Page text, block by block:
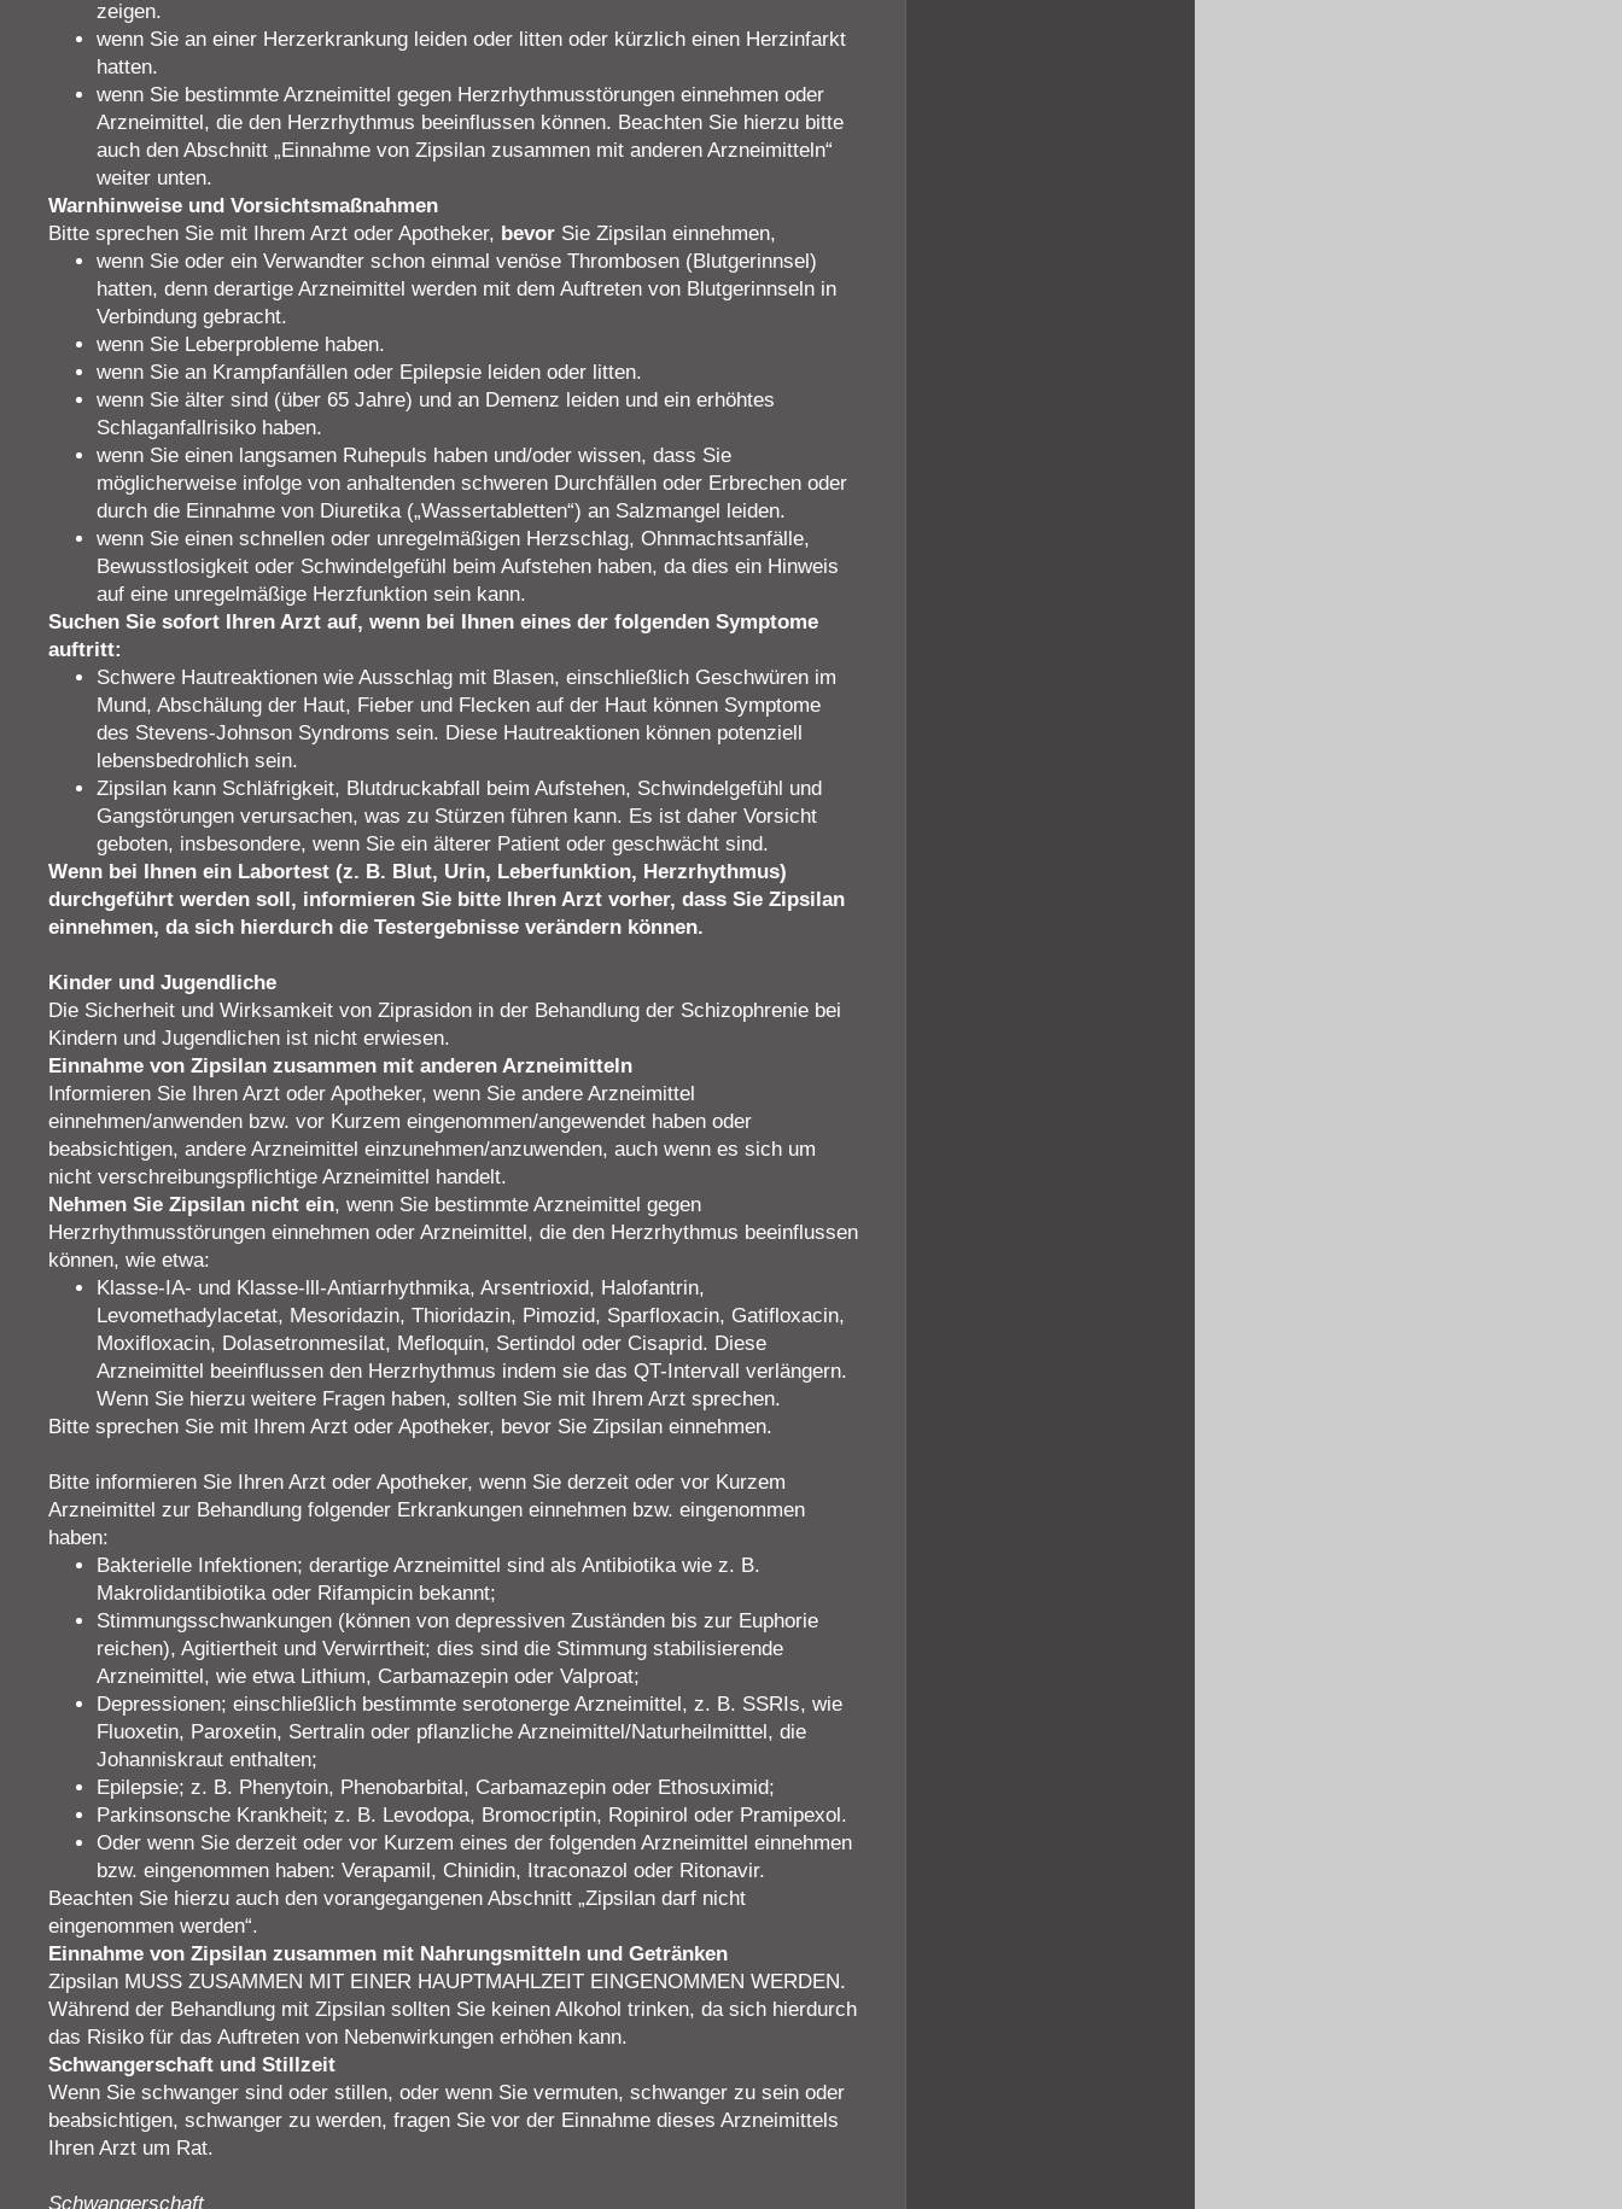
zeigen.
wenn Sie an einer Herzerkrankung leiden oder litten oder kürzlich einen Herzinfarkt
hatten.
wenn Sie bestimmte Arzneimittel gegen Herzrhythmusstörungen einnehmen oder
Arzneimittel, die den Herzrhythmus beeinflussen können. Beachten Sie hierzu bitte
auch den Abschnitt „Einnahme von Zipsilan zusammen mit anderen Arzneimitteln“
weiter unten.
Warnhinweise und Vorsichtsmaßnahmen
Bitte sprechen Sie mit Ihrem Arzt oder Apotheker, bevor Sie Zipsilan einnehmen,
wenn Sie oder ein Verwandter schon einmal venöse Thrombosen (Blutgerinnsel)
hatten, denn derartige Arzneimittel werden mit dem Auftreten von Blutgerinnseln in
Verbindung gebracht.
wenn Sie Leberprobleme haben.
wenn Sie an Krampfanfällen oder Epilepsie leiden oder litten.
wenn Sie älter sind (über 65 Jahre) und an Demenz leiden und ein erhöhtes
Schlaganfallrisiko haben.
wenn Sie einen langsamen Ruhepuls haben und/oder wissen, dass Sie
möglicherweise infolge von anhaltenden schweren Durchfällen oder Erbrechen oder
durch die Einnahme von Diuretika („Wassertabletten“) an Salzmangel leiden.
wenn Sie einen schnellen oder unregelmäßigen Herzschlag, Ohnmachtsanfälle,
Bewusstlosigkeit oder Schwindelgefühl beim Aufstehen haben, da dies ein Hinweis
auf eine unregelmäßige Herzfunktion sein kann.
Suchen Sie sofort Ihren Arzt auf, wenn bei Ihnen eines der folgenden Symptome
auftritt:
Schwere Hautreaktionen wie Ausschlag mit Blasen, einschließlich Geschwüren im
Mund, Abschälung der Haut, Fieber und Flecken auf der Haut können Symptome
des Stevens-Johnson Syndroms sein. Diese Hautreaktionen können potenziell
lebensbedrohlich sein.
Zipsilan kann Schläfrigkeit, Blutdruckabfall beim Aufstehen, Schwindelgefühl und
Gangstörungen verursachen, was zu Stürzen führen kann. Es ist daher Vorsicht
geboten, insbesondere, wenn Sie ein älterer Patient oder geschwächt sind.
Wenn bei Ihnen ein Labortest (z. B. Blut, Urin, Leberfunktion, Herzrhythmus)
durchgeführt werden soll, informieren Sie bitte Ihren Arzt vorher, dass Sie Zipsilan
einnehmen, da sich hierdurch die Testergebnisse verändern können.
Kinder und Jugendliche
Die Sicherheit und Wirksamkeit von Ziprasidon in der Behandlung der Schizophrenie bei
Kindern und Jugendlichen ist nicht erwiesen.
Einnahme von Zipsilan zusammen mit anderen Arzneimitteln
Informieren Sie Ihren Arzt oder Apotheker, wenn Sie andere Arzneimittel
einnehmen/anwenden bzw. vor Kurzem eingenommen/angewendet haben oder
beabsichtigen, andere Arzneimittel einzunehmen/anzuwenden, auch wenn es sich um
nicht verschreibungspflichtige Arzneimittel handelt.
Nehmen Sie Zipsilan nicht ein, wenn Sie bestimmte Arzneimittel gegen
Herzrhythmusstörungen einnehmen oder Arzneimittel, die den Herzrhythmus beeinflussen
können, wie etwa:
Klasse-IA- und Klasse-lll-Antiarrhythmika, Arsentrioxid, Halofantrin,
Levomethadylacetat, Mesoridazin, Thioridazin, Pimozid, Sparfloxacin, Gatifloxacin,
Moxifloxacin, Dolasetronmesilat, Mefloquin, Sertindol oder Cisaprid. Diese
Arzneimittel beeinflussen den Herzrhythmus indem sie das QT-Intervall verlängern.
Wenn Sie hierzu weitere Fragen haben, sollten Sie mit Ihrem Arzt sprechen.
Bitte sprechen Sie mit Ihrem Arzt oder Apotheker, bevor Sie Zipsilan einnehmen.
Bitte informieren Sie Ihren Arzt oder Apotheker, wenn Sie derzeit oder vor Kurzem
Arzneimittel zur Behandlung folgender Erkrankungen einnehmen bzw. eingenommen
haben:
Bakterielle Infektionen; derartige Arzneimittel sind als Antibiotika wie z. B.
Makrolidantibiotika oder Rifampicin bekannt;
Stimmungsschwankungen (können von depressiven Zuständen bis zur Euphorie
reichen), Agitiertheit und Verwirrtheit; dies sind die Stimmung stabilisierende
Arzneimittel, wie etwa Lithium, Carbamazepin oder Valproat;
Depressionen; einschließlich bestimmte serotonerge Arzneimittel, z. B. SSRIs, wie
Fluoxetin, Paroxetin, Sertralin oder pflanzliche Arzneimittel/Naturheilmitttel, die
Johanniskraut enthalten;
Epilepsie; z. B. Phenytoin, Phenobarbital, Carbamazepin oder Ethosuximid;
Parkinsonsche Krankheit; z. B. Levodopa, Bromocriptin, Ropinirol oder Pramipexol.
Oder wenn Sie derzeit oder vor Kurzem eines der folgenden Arzneimittel einnehmen
bzw. eingenommen haben: Verapamil, Chinidin, Itraconazol oder Ritonavir.
Beachten Sie hierzu auch den vorangegangenen Abschnitt „Zipsilan darf nicht
eingenommen werden“.
Einnahme von Zipsilan zusammen mit Nahrungsmitteln und Getränken
Zipsilan MUSS ZUSAMMEN MIT EINER HAUPTMAHLZEIT EINGENOMMEN WERDEN.
Während der Behandlung mit Zipsilan sollten Sie keinen Alkohol trinken, da sich hierdurch
das Risiko für das Auftreten von Nebenwirkungen erhöhen kann.
Schwangerschaft und Stillzeit
Wenn Sie schwanger sind oder stillen, oder wenn Sie vermuten, schwanger zu sein oder
beabsichtigen, schwanger zu werden, fragen Sie vor der Einnahme dieses Arzneimittels
Ihren Arzt um Rat.
Schwangerschaft